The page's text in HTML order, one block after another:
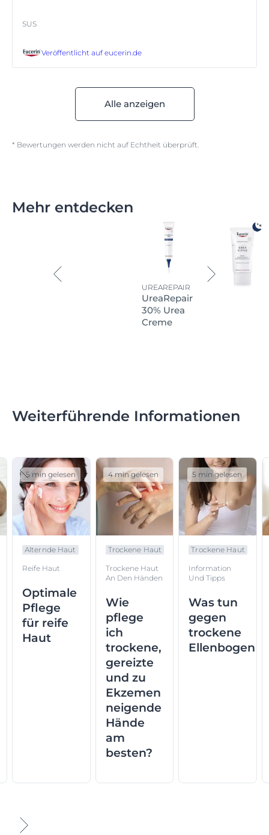
SUS
Veröffentlicht auf eucerin.de
Alle anzeigen
* Bewertungen werden nicht auf Echtheit überprüft.
Mehr entdecken
UREAREPAIR
UreaRepair
30% Urea
Creme
Weiterführende Informationen
Alternde Haut
Reife Haut
Optimale
Pflege
für reife
Haut
5 min gelesen
Trockene Haut
Trockene Haut
An Den Händen
Wie
pflege
ich
trockene,
gereizte
und zu
Ekzemen
neigende
Hände
am
besten?
4 min gelesen
Trockene Haut
Information
Und Tipps
Was tun
gegen
trockene
Ellenbogen
5 min gelesen